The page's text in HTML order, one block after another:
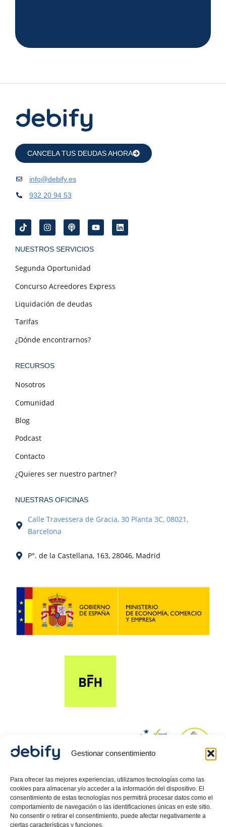
Gestionar consentimiento
Para ofrecer las mejores experiencias, utilizamos tecnologías como las
cookies para almacenar y/o acceder a la información del dispositivo. El
consentimiento de estas tecnologías nos permitirá procesar datos como el
comportamiento de navegación o las identificaciones únicas en este sitio.
No consentir o retirar el consentimiento, puede afectar negativamente a
ciertas características y funciones.
CANCELA TUS DEUDAS AHORA
info@debify.es
932 20 94 53
NUESTROS SERVICIOS
Segunda Oportunidad
Concurso Acreedores Express
Liquidación de deudas
Tarifas
¿Dónde encontrarnos?
RECURSOS
Nosotros
Comunidad
Blog
Podcast
Contacto
¿Quieres ser nuestro partner?
NUESTRAS OFICINAS
Calle Travessera de Gracia, 30 Planta 3C, 08021,
Barcelona
P°. de la Castellana, 163, 28046, Madrid
© 2024 Debify – Derechos reservados.
Política de Privacidad